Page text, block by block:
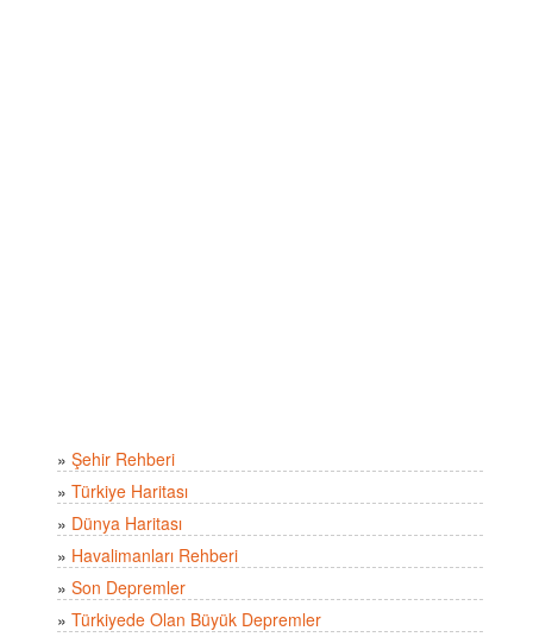
» Şehir Rehberi
» Türkiye Haritası
» Dünya Haritası
» Havalimanları Rehberi
» Son Depremler
» Türkiyede Olan Büyük Depremler